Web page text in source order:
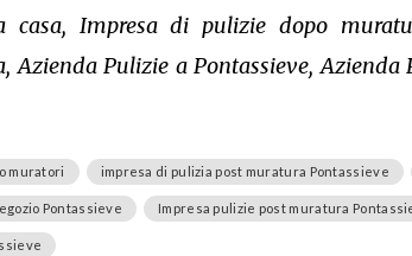
Impresa di pulizie dopo
Azienda Pulizie a Pontassieve,
muratori impresa di pulizia post muratura Pontassieve
Pontassieve Impresa pulizie post muratura